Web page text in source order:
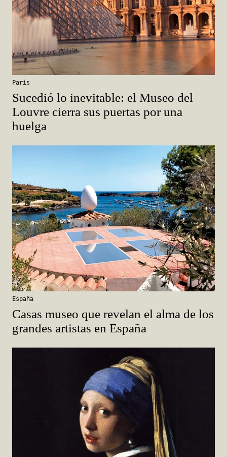
París
Sucedió lo inevitable: el Museo del
Louvre cierra sus puertas por una
huelga
España
Casas museo que revelan el alma de los
grandes artistas en España